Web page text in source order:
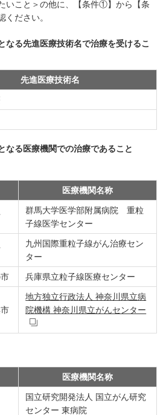
いこと＞の他に、【条件①】から【条
ださい。
なる先進医療技術名で治療を受けるこ
先進医療技術名
なる医療機関での治療であること
医療機関名称
群馬大学医学部附属病院 重粒
子線医学センター
九州国際重粒子線がん治療セン
ター
兵庫県立粒子線医療センター
地方独立行政法人 神奈川県立病
院機構 神奈川県立がんセンター
医療機関名称
国立研究開発法人 国立がん研究
センター 東病院